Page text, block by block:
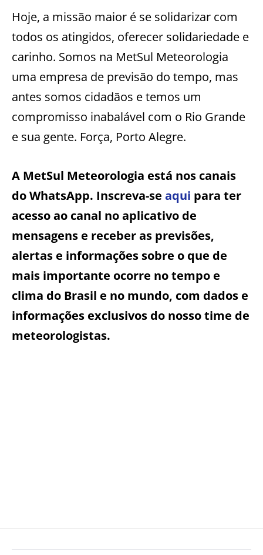
Hoje, a missão maior é se solidarizar com
todos os atingidos, oferecer solidariedade e
carinho. Somos na MetSul Meteorologia
uma empresa de previsão do tempo, mas
antes somos cidadãos e temos um
compromisso inabalável com o Rio Grande
e sua gente. Força, Porto Alegre.
A MetSul Meteorologia está nos canais
do WhatsApp. Inscreva-se aqui para ter
acesso ao canal no aplicativo de
mensagens e receber as previsões,
alertas e informações sobre o que de
mais importante ocorre no tempo e
clima do Brasil e no mundo, com dados e
informações exclusivos do nosso time de
meteorologistas.